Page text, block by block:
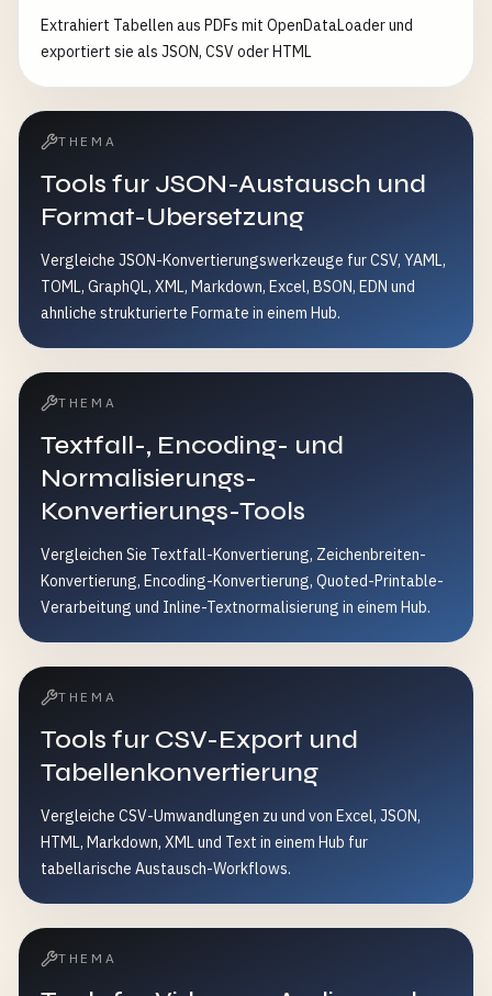
Extrahiert Tabellen aus PDFs mit OpenDataLoader und
exportiert sie als JSON, CSV oder HTML
THEMA
Tools fur JSON-Austausch und
Format-Ubersetzung
Vergleiche JSON-Konvertierungswerkzeuge fur CSV, YAML,
TOML, GraphQL, XML, Markdown, Excel, BSON, EDN und
ahnliche strukturierte Formate in einem Hub.
THEMA
Textfall-, Encoding- und
Normalisierungs-
Konvertierungs-Tools
Vergleichen Sie Textfall-Konvertierung, Zeichenbreiten-
Konvertierung, Encoding-Konvertierung, Quoted-Printable-
Verarbeitung und Inline-Textnormalisierung in einem Hub.
THEMA
Tools fur CSV-Export und
Tabellenkonvertierung
Vergleiche CSV-Umwandlungen zu und von Excel, JSON,
HTML, Markdown, XML und Text in einem Hub fur
tabellarische Austausch-Workflows.
THEMA